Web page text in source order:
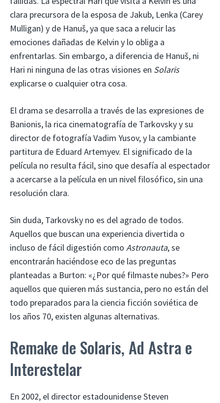
clara precursora de la esposa de Jakub, Lenka (Carey
Mulligan) y de Hanuš, ya que saca a relucir las
emociones dañadas de Kelvin y lo obliga a
enfrentarlas. Sin embargo, a diferencia de Hanuš, ni
Hari ni ninguna de las otras visiones en Solaris
explicarse o cualquier otra cosa.
El drama se desarrolla a través de las expresiones de
Banionis, la rica cinematografía de Tarkovsky y su
director de fotografía Vadim Yusov, y la cambiante
partitura de Eduard Artemyev. El significado de la
película no resulta fácil, sino que desafía al espectador
a acercarse a la película en un nivel filosófico, sin una
resolución clara.
Sin duda, Tarkovsky no es del agrado de todos.
Aquellos que buscan una experiencia divertida o
incluso de fácil digestión como Astronauta, se
encontrarán haciéndose eco de las preguntas
planteadas a Burton: «¿Por qué filmaste nubes?» Pero
aquellos que quieren más sustancia, pero no están del
todo preparados para la ciencia ficción soviética de
los años 70, existen algunas alternativas.
Remake de Solaris, Ad Astra e
Interestelar
En 2002, el director estadounidense Steven